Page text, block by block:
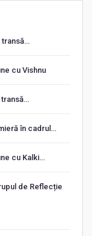
transă…
cu Vishnu
transă…
în cadrul…
cu Kalki…
de Reflecție